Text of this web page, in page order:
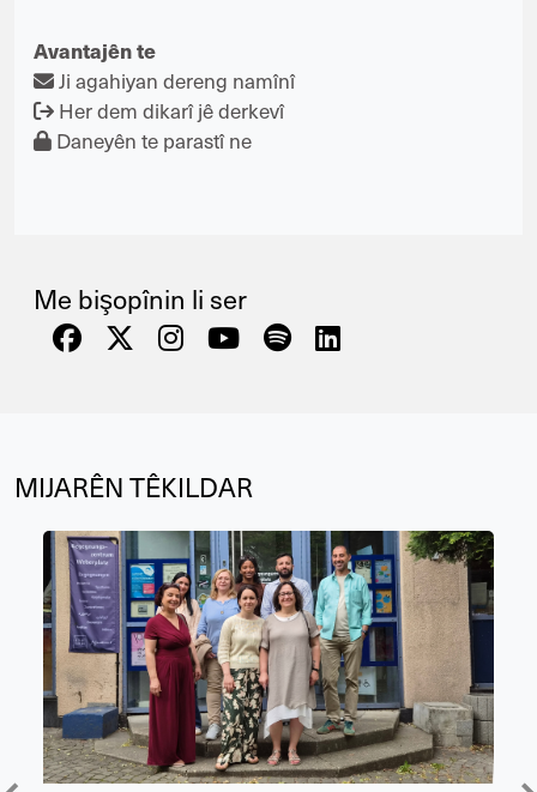
Avantajên te
Ji agahiyan dereng namînî
Her dem dikarî jê derkevî
Daneyên te parastî ne
Me bişopînin li ser
MIJARÊN TÊKILDAR